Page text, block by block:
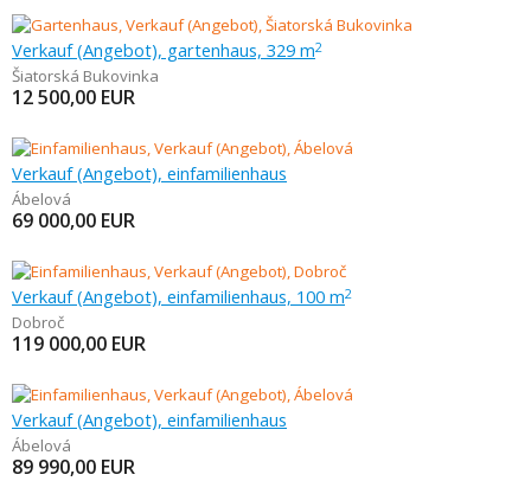
Verkauf (Angebot), gartenhaus, 329 m2
Šiatorská Bukovinka
12 500,00 EUR
Verkauf (Angebot), einfamilienhaus
Ábelová
69 000,00 EUR
Verkauf (Angebot), einfamilienhaus, 100 m2
Dobroč
119 000,00 EUR
Verkauf (Angebot), einfamilienhaus
Ábelová
89 990,00 EUR